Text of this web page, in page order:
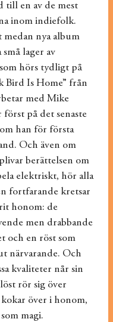
till en av de mest
inom indiefolk.
medan nya album
lager av
hörs tydligt på
Bird Is Home” från
med Mike
på det senaste
han för första
Och även om
berättelsen om
elektriskt, hör alla
fortfarande kretsar
honom: de
men drabbande
och en röst som
närvarande. Och
kvaliteter når sin
rör sig över
kokar över i honom,
magi.